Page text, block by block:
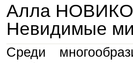
Алла
Невидимые
Среди